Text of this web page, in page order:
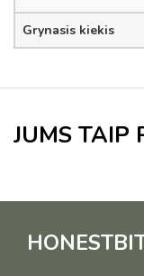
Grynasis kiekis
JUMS TAIP